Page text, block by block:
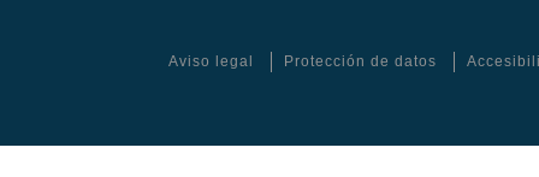
Aviso legal Protección de datos